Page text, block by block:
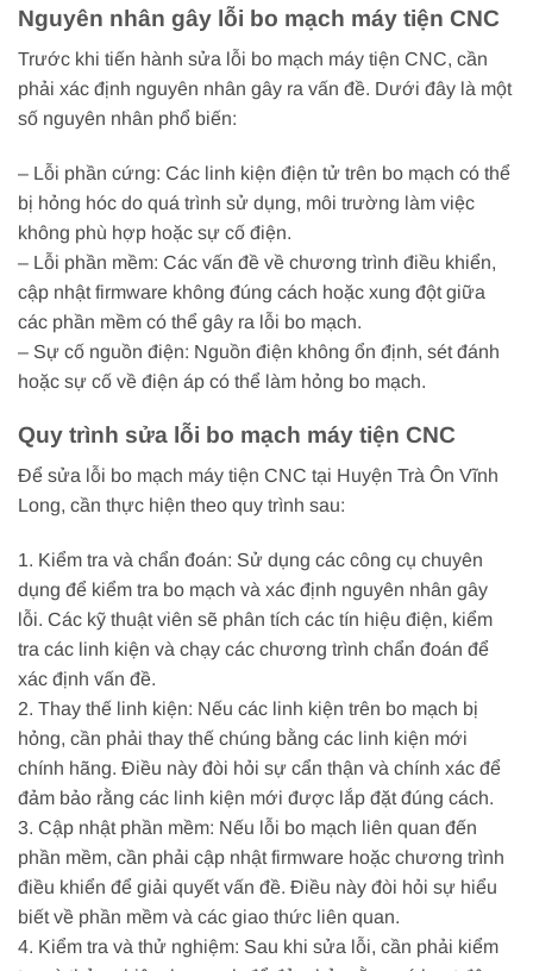
Nguyên nhân gây lỗi bo mạch máy tiện CNC
Trước khi tiến hành sửa lỗi bo mạch máy tiện CNC, cần
phải xác định nguyên nhân gây ra vấn đề. Dưới đây là một
số nguyên nhân phổ biến:
– Lỗi phần cứng: Các linh kiện điện tử trên bo mạch có thể
bị hỏng hóc do quá trình sử dụng, môi trường làm việc
không phù hợp hoặc sự cố điện.
– Lỗi phần mềm: Các vấn đề về chương trình điều khiển,
cập nhật firmware không đúng cách hoặc xung đột giữa
các phần mềm có thể gây ra lỗi bo mạch.
– Sự cố nguồn điện: Nguồn điện không ổn định, sét đánh
hoặc sự cố về điện áp có thể làm hỏng bo mạch.
Quy trình sửa lỗi bo mạch máy tiện CNC
Để sửa lỗi bo mạch máy tiện CNC tại Huyện Trà Ôn Vĩnh
Long, cần thực hiện theo quy trình sau:
1. Kiểm tra và chẩn đoán: Sử dụng các công cụ chuyên
dụng để kiểm tra bo mạch và xác định nguyên nhân gây
lỗi. Các kỹ thuật viên sẽ phân tích các tín hiệu điện, kiểm
tra các linh kiện và chạy các chương trình chẩn đoán để
xác định vấn đề.
2. Thay thế linh kiện: Nếu các linh kiện trên bo mạch bị
hỏng, cần phải thay thế chúng bằng các linh kiện mới
chính hãng. Điều này đòi hỏi sự cẩn thận và chính xác để
đảm bảo rằng các linh kiện mới được lắp đặt đúng cách.
3. Cập nhật phần mềm: Nếu lỗi bo mạch liên quan đến
phần mềm, cần phải cập nhật firmware hoặc chương trình
điều khiển để giải quyết vấn đề. Điều này đòi hỏi sự hiểu
biết về phần mềm và các giao thức liên quan.
4. Kiểm tra và thử nghiệm: Sau khi sửa lỗi, cần phải kiểm